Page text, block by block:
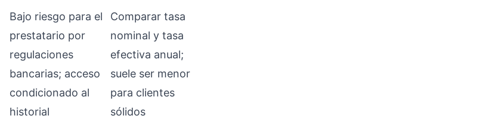
Bajo riesgo para el
prestatario por
regulaciones
bancarias; acceso
condicionado al
historial
Comparar tasa
nominal y tasa
efectiva anual;
suele ser menor
para clientes
sólidos